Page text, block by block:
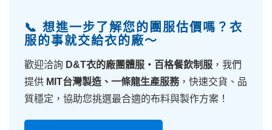
📞 想進一步了解您的團服估價嗎？衣
服的事就交給衣的廠～
歡迎洽詢 D&T衣的廠團體服・百格餐飲制服 ，我們
提供 MIT台灣製造、一條龍生產服務，快速交貨、品
質穩定，協助您挑選最合適的布料與製作方案！